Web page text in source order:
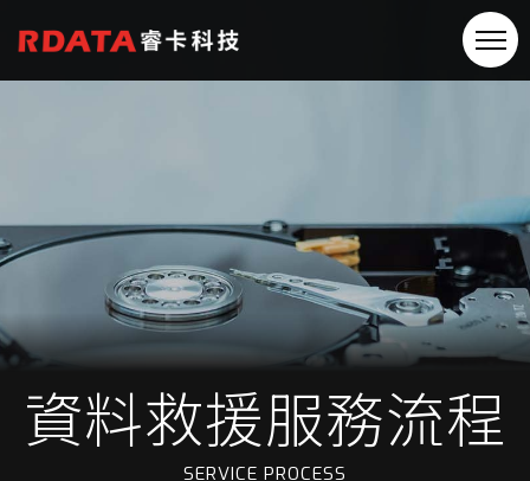
資料救援服務流程
SERVICE PROCESS